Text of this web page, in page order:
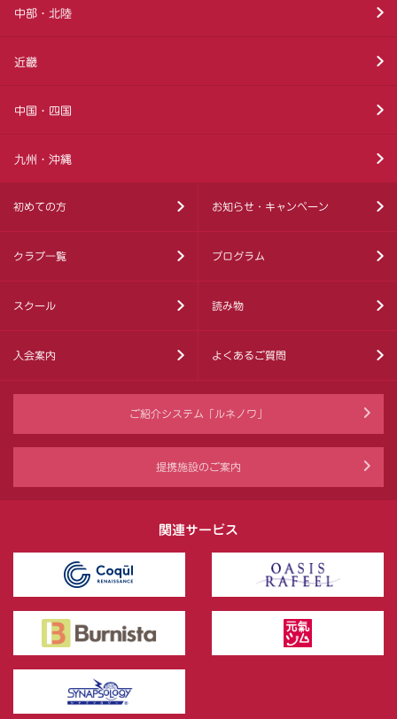
中部・北陸
近畿
中国・四国
九州・沖縄
初めての方 お知らせ・キャンペーン
クラブ一覧 プログラム
スクール 読み物
入会案内 よくあるご質問
ご紹介システム「ルネノワ」
提携施設のご案内
関連サービス